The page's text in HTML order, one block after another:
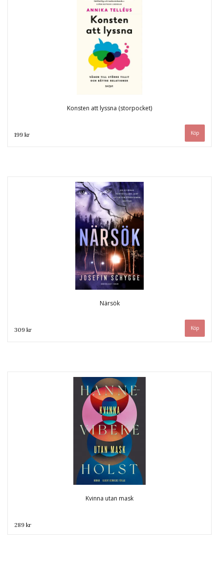
Konsten att lyssna (storpocket)
199 kr
Närsök
309 kr
Kvinna utan mask
289 kr